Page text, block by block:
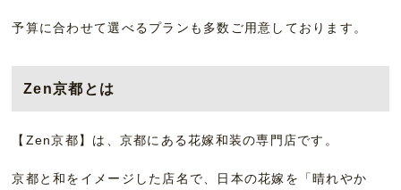
予算に合わせて選べるプランも多数ご用意しております。
Zen京都とは
【Zen京都】は、京都にある花嫁和装の専門店です。
京都と和をイメージした店名で、日本の花嫁を「晴れやか